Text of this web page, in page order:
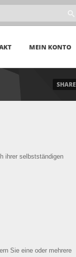
MEIN KONTO
SHARE
ihrer selbstständigen
Sie eine oder mehrere